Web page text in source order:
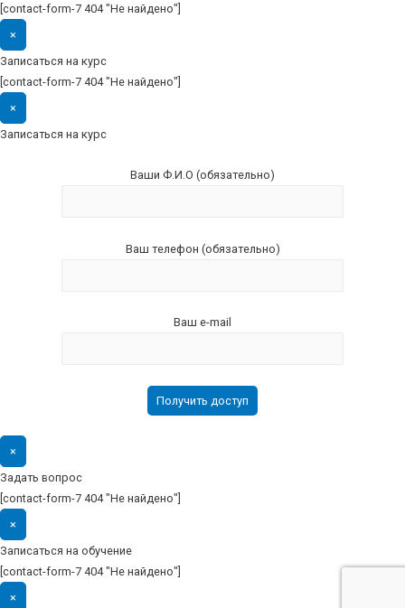
[contact-form-7 404 "Не найдено"]
×
Записаться на курс
[contact-form-7 404 "Не найдено"]
×
Записаться на курс
Ваши Ф.И.О (обязательно)
Ваш телефон (обязательно)
Ваш e-mail
×
Задать вопрос
[contact-form-7 404 "Не найдено"]
×
Записаться на обучение
[contact-form-7 404 "Не найдено"]
×